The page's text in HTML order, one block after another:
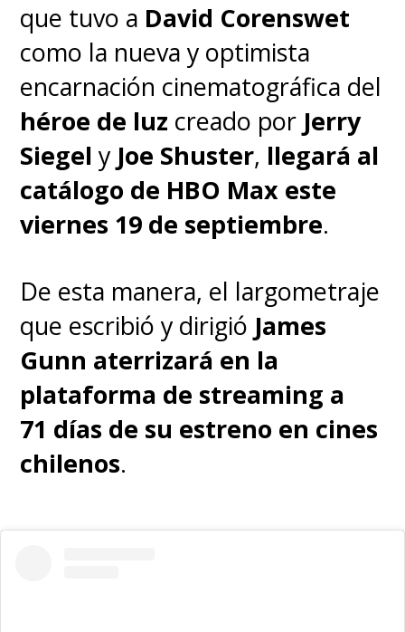
que tuvo a David Corenswet
como la nueva y optimista
encarnación cinematográfica del
héroe de luz creado por Jerry
Siegel y Joe Shuster, llegará al
catálogo de HBO Max este
viernes 19 de septiembre.
De esta manera, el largometraje
que escribió y dirigió James
Gunn aterrizará en la
plataforma de streaming a
71 días de su estreno en cines
chilenos.